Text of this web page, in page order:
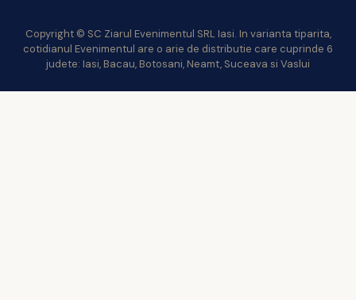
Copyright © SC Ziarul Evenimentul SRL Iasi. In varianta tiparita,
cotidianul Evenimentul are o arie de distributie care cuprinde 6
judete: Iasi, Bacau, Botosani, Neamt, Suceava si Vaslui